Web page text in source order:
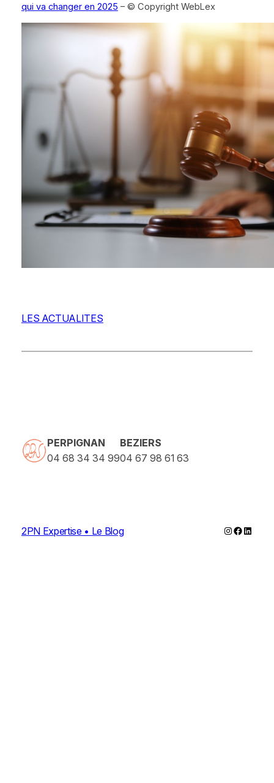
qui va changer en 2025 – © Copyright WebLex
LES ACTUALITES
PERPIGNAN
04 68 34 34 99
BEZIERS
04 67 98 61 63
2PN Expertise • Le Blog Instagram